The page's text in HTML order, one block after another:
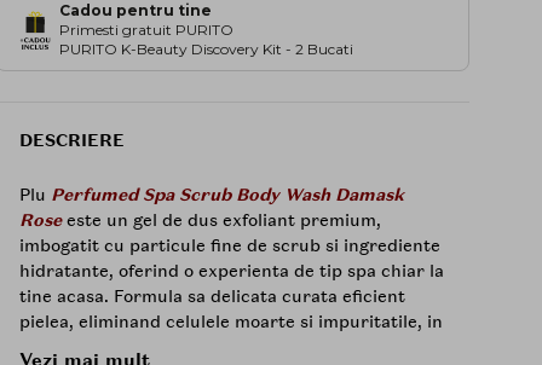
Cadou pentru tine
Primesti gratuit PURITO
PURITO K-Beauty Discovery Kit - 2 Bucati
DESCRIERE
Plu Perfumed Spa Scrub Body Wash Damask
Roseeste un gel de dus exfoliant premium,
imbogatit cu particule fine de scrub si ingrediente
hidratante, oferind o experienta de tip spa chiar la
tine acasa. Formula sa delicata curata eficient
pielea, eliminand celulele moarte si impuritatile, in